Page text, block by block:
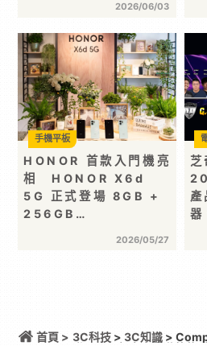
2026/06/03
HONOR 首款入門機亮
相 HONOR X6d
5G 正式登場 8GB +
256GB…
2026/05/27
手機平板
產
首頁 > 3C科技> 3C知識>